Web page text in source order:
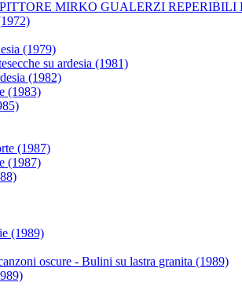
MIRKO GUALERZI
(1979)
su ardesia (1981)
(1982)
(1983)
(1987)
(1987)
(1989)
oscure - Bulini su lastra granita (1989)